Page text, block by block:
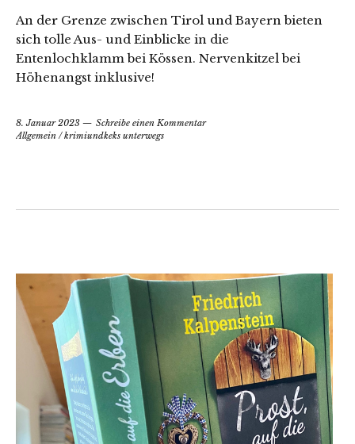
An der Grenze zwischen Tirol und Bayern bieten
sich tolle Aus- und Einblicke in die
Entenlochklamm bei Kössen. Nervenkitzel bei
Höhenangst inklusive!
8. Januar 2023
Schreibe einen Kommentar
Allgemein /krimiundkeks unterwegs